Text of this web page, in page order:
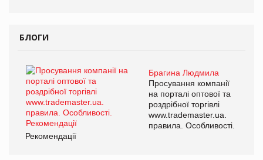
БЛОГИ
Брагина Людмила
Просування компанії
на порталі оптової та
роздрібної торгівлі
www.trademaster.ua.
правила. Особливості.
Рекомендації